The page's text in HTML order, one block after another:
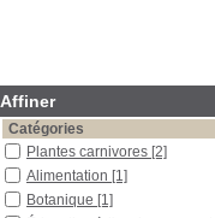
Affiner
Catégories
Plantes carnivores [2]
Alimentation [1]
Botanique [1]